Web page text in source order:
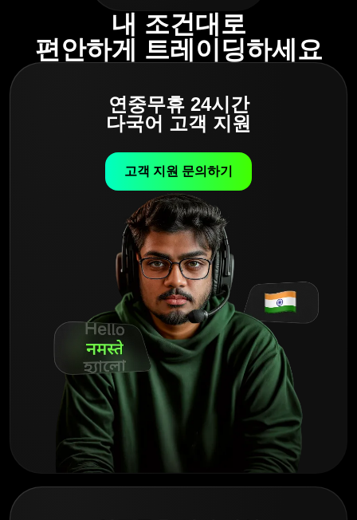
내 조건대로
편안하게 트레이딩하세요
연중무휴 24시간
다국어 고객 지원
고객 지원 문의하기